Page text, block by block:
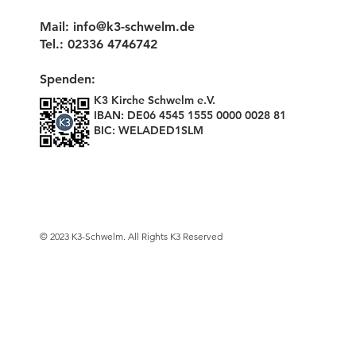
Mail: info@k3-schwelm.de
Tel.: 02336 4746742
Spenden:
K3 Kirche Schwelm e.V.
IBAN: DE06 4545 1555 0000 0028 81
BIC: WELADED1SLM
© 2023 K3-Schwelm. All Rights K3 Reserved